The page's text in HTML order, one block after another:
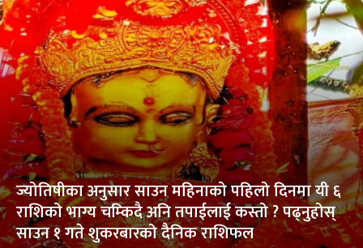
ज्योतिषीका अनुसार साउन महिनाको पहिलो दिनमा यी ६
राशिको भाग्य चम्किदै अनि तपाईलाई कस्तो ? पढ्नुहोस्
साउन १ गते शुकरबारको दैनिक राशिफल